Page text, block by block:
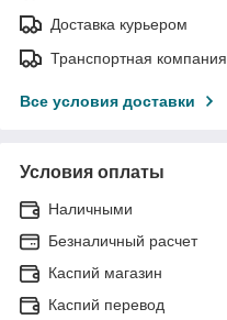
Доставка курьером
Транспортная компания
Все условия доставки
Условия оплаты
Наличными
Безналичный расчет
Каспий магазин
Каспий перевод